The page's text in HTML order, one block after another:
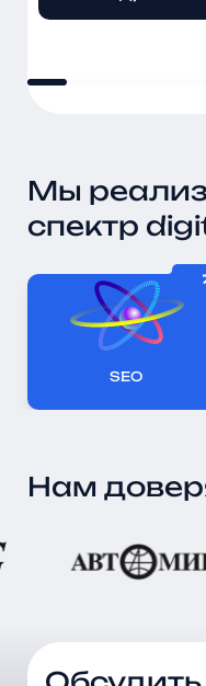
Подробнее
Мы
спектр
SEO
Нам